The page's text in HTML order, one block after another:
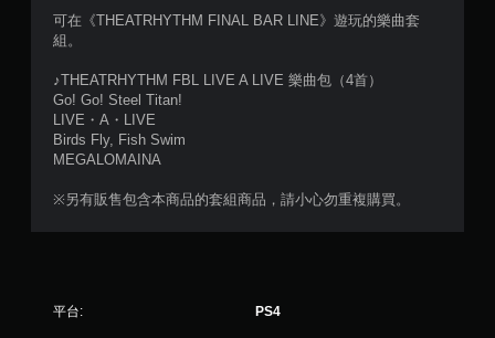
星
4
可在《THEATRHYTHM FINAL BAR LINE》遊玩的樂曲套
組。
♪THEATRHYTHM FBL LIVE A LIVE 樂曲包（4首）
Go! Go! Steel Titan!
LIVE・A・LIVE
Birds Fly, Fish Swim
MEGALOMAINA
※另有販售包含本商品的套組商品，請小心勿重複購買。
平台: PS4